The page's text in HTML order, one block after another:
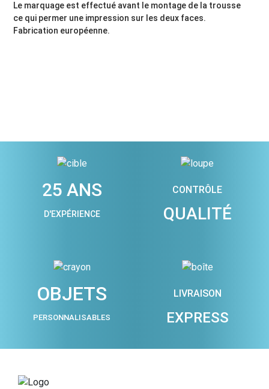
Le marquage est effectué avant le montage de la trousse
ce qui permer une impression sur les deux faces.
Fabrication européenne.
25 ANS
D'EXPÉRIENCE
CONTRÔLE
QUALITÉ
OBJETS
PERSONNALISABLES
LIVRAISON
EXPRESS